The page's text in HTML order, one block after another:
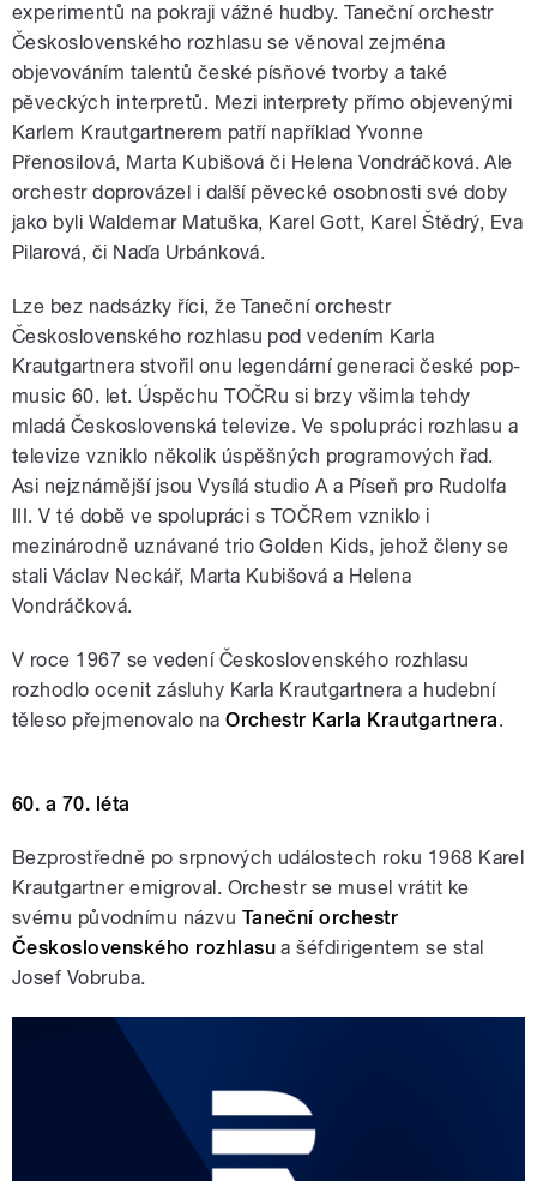
experimentů na pokraji vážné hudby. Taneční orchestr
Československého rozhlasu se věnoval zejména
objevováním talentů české písňové tvorby a také
pěveckých interpretů. Mezi interprety přímo objevenými
Karlem Krautgartnerem patří například Yvonne
Přenosilová, Marta Kubišová či Helena Vondráčková. Ale
orchestr doprovázel i další pěvecké osobnosti své doby
jako byli Waldemar Matuška, Karel Gott, Karel Štědrý, Eva
Pilarová, či Naďa Urbánková.
Lze bez nadsázky říci, že Taneční orchestr
Československého rozhlasu pod vedením Karla
Krautgartnera stvořil onu legendární generaci české pop-
music 60. let. Úspěchu TOČRu si brzy všimla tehdy
mladá Československá televize. Ve spolupráci rozhlasu a
televize vzniklo několik úspěšných programových řad.
Asi nejznámější jsou Vysílá studio A a Píseň pro Rudolfa
III. V té době ve spolupráci s TOČRem vzniklo i
mezinárodně uznávané trio Golden Kids, jehož členy se
stali Václav Neckář, Marta Kubišová a Helena
Vondráčková.
V roce 1967 se vedení Československého rozhlasu
rozhodlo ocenit zásluhy Karla Krautgartnera a hudební
těleso přejmenovalo naOrchestr Karla Krautgartnera.
60. a 70. léta
Bezprostředně po srpnových událostech roku 1968 Karel
Krautgartner emigroval. Orchestr se musel vrátit ke
svému původnímu názvu Taneční orchestr
Československého rozhlasu a šéfdirigentem se stal
Josef Vobruba.